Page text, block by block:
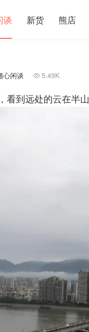
谈 新货 熊店
心闲谈  5.49K
看到远处的云在半